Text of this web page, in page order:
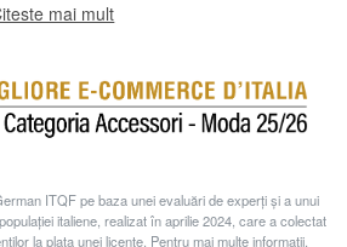
mai mult
ITQF pe baza unei evaluări de experți și a unui
italiene, realizat în aprilie 2024, care a colectat
la plata unei licențe. Pentru mai multe informații,